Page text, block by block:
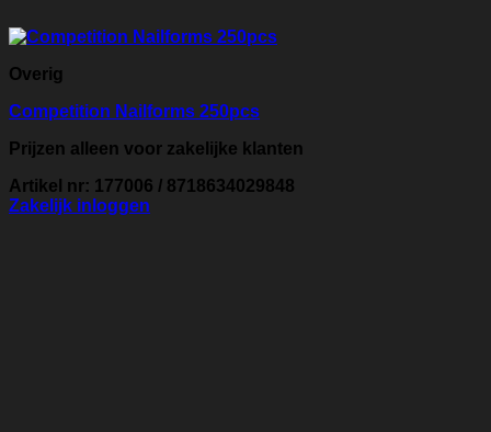
Overig
Competition Nailforms 250pcs
Prijzen alleen voor zakelijke klanten
Artikel nr: 177006 / 8718634029848
Zakelijk inloggen